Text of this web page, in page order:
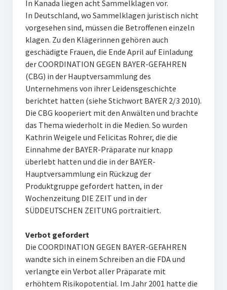
In Kanada liegen acht Sammelklagen vor.
In Deutschland, wo Sammelklagen juristisch nicht
vorgesehen sind, müssen die Betroffenen einzeln
klagen. Zu den Klägerinnen gehören auch
geschädigte Frauen, die Ende April auf Einladung
der COORDINATION GEGEN BAYER-GEFAHREN
(CBG) in der Hauptversammlung des
Unternehmens von ihrer Leidensgeschichte
berichtet hatten (siehe Stichwort BAYER 2/3 2010).
Die CBG kooperiert mit den Anwälten und brachte
das Thema wiederholt in die Medien. So wurden
Kathrin Weigele und Felicitas Rohrer, die die
Einnahme der BAYER-Präparate nur knapp
überlebt hatten und die in der BAYER-
Hauptversammlung ein Rückzug der
Produktgruppe gefordert hatten, in der
Wochenzeitung DIE ZEIT und in der
SÜDDEUTSCHEN ZEITUNG portraitiert.
Verbot gefordert
Die COORDINATION GEGEN BAYER-GEFAHREN
wandte sich in einem Schreiben an die FDA und
verlangte ein Verbot aller Präparate mit
erhöhtem Risikopotential. Im Jahr 2001 hatte die